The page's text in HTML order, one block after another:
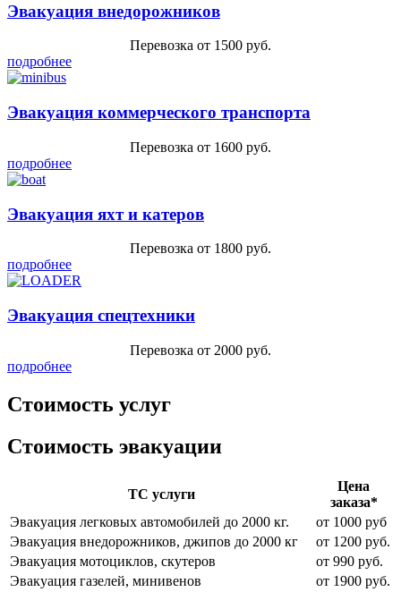
Эвакуация внедорожников
Перевозка от 1500 руб.
подробнее
Эвакуация коммерческого транспорта
Перевозка от 1600 руб.
подробнее
Эвакуация яхт и катеров
Перевозка от 1800 руб.
подробнее
Эвакуация спецтехники
Перевозка от 2000 руб.
подробнее
Стоимость услуг
Стоимость эвакуации
ТС услуги
Цена
заказа*
Эвакуация легковых автомобилей до 2000 кг.
от 1000 руб
Эвакуация внедорожников, джипов до 2000 кг
от 1200 руб.
Эвакуация мотоциклов, скутеров
от 990 руб.
Эвакуация газелей, минивенов
от 1900 руб.